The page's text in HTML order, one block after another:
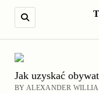
Jak uzyskać
BY ALEXANDER